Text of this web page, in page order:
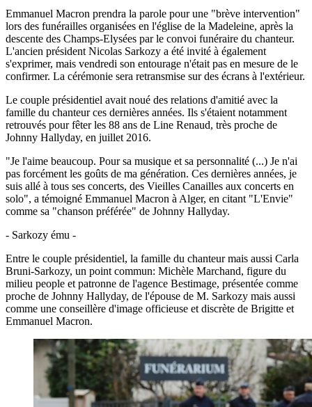
Emmanuel Macron prendra la parole pour une "brève intervention"
lors des funérailles organisées en l'église de la Madeleine, après la
descente des Champs-Elysées par le convoi funéraire du chanteur.
L'ancien président Nicolas Sarkozy a été invité à également
s'exprimer, mais vendredi son entourage n'était pas en mesure de le
confirmer. La cérémonie sera retransmise sur des écrans à l'extérieur.
Le couple présidentiel avait noué des relations d'amitié avec la
famille du chanteur ces dernières années. Ils s'étaient notamment
retrouvés pour fêter les 88 ans de Line Renaud, très proche de
Johnny Hallyday, en juillet 2016.
"Je l'aime beaucoup. Pour sa musique et sa personnalité (...) Je n'ai
pas forcément les goûts de ma génération. Ces dernières années, je
suis allé à tous ses concerts, des Vieilles Canailles aux concerts en
solo", a témoigné Emmanuel Macron à Alger, en citant "L'Envie"
comme sa "chanson préférée" de Johnny Hallyday.
- Sarkozy ému -
Entre le couple présidentiel, la famille du chanteur mais aussi Carla
Bruni-Sarkozy, un point commun: Michèle Marchand, figure du
milieu people et patronne de l'agence Bestimage, présentée comme
proche de Johnny Hallyday, de l'épouse de M. Sarkozy mais aussi
comme une conseillère d'image officieuse et discrète de Brigitte et
Emmanuel Macron.